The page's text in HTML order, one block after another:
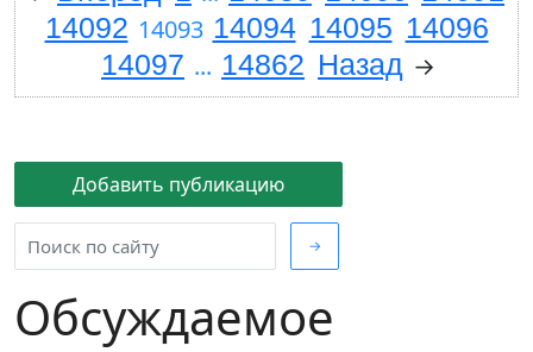
Добавить публикацию
→
Обсуждаемое
14092 14093 14094 14095 14096
14097 ... 14862 Назад →